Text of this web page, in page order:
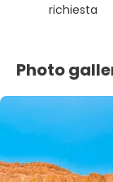
richiesta
Photo